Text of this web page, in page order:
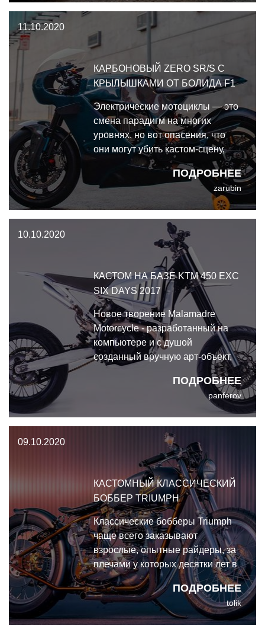
понять, что Incerum Customs
пришли, чтобы остаться.
11.10.2020
КАРБОНОВЫЙ ZERO SR/S С
КРЫЛЫШКАМИ ОТ БОЛИДА F1
ПОДРОБНЕЕ
Электрические мотоциклы — это
смена парадигм на многих
уровнях, но вот опасения, что
они могут убить кастом-сцену,
беспочвенны. Проекты от
Untitled и deBolex уже показали,
на что годятся электроциклы в
умелых руках, а этот шикарный
кастом от Deus Ex Machina
поднял планку ещё выше.
zarubin
10.10.2020
КАСТОМ НА БАЗЕ KTM 450 EXC
SIX DAYS 2017
ПОДРОБНЕЕ
Новое творение Malamadre
Motorcycle - разработанный на
компьютере и с душой
созданный вручную арт-объект,
названием MM Shark. Кастом на
базе KTM 450 EXC Six Days 2017
panferov
09.10.2020
КАСТОМНЫЙ КЛАССИЧЕСКИЙ
БОББЕР TRIUMPH
ПОДРОБНЕЕ
Классические бобберы Triumph
чаще всего заказывают
взрослые, опытные райдеры, за
плечами у которых десятки лет в
седле и сотни тысяч километров.
Для восприятия эстетики
середины прошлого века с
вытянутыми пропорциями и
tolik